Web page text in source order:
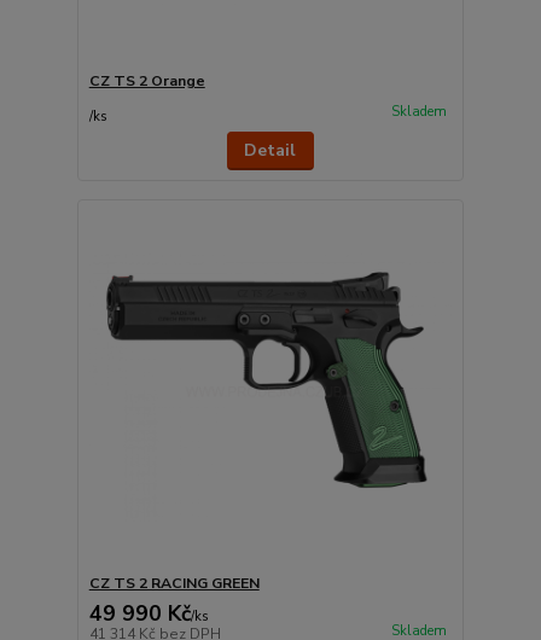
CZ TS 2 Orange
/ks Skladem
Detail
CZ TS 2 RACING GREEN
49 990 Kč/ks
41 314 Kč bez DPH Skladem